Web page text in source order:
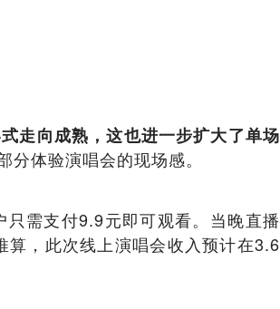
走向成熟，这也进一步扩大了单场
体验演唱会的现场感。
需支付9.9元即可观看。当晚直播
，此次线上演唱会收入预计在3.6